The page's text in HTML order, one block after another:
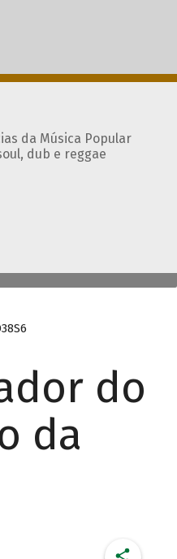
da Música Popular
dub e reggae
do
da